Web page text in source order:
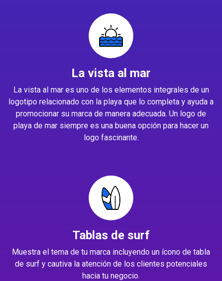
La vista al mar
La vista al mar es uno de los elementos integrales de un
logotipo relacionado con la playa que lo completa y ayuda a
promocionar su marca de manera adecuada. Un logo de
playa de mar siempre es una buena opción para hacer un
logo fascinante.
Tablas de surf
Muestra el tema de tu marca incluyendo un ícono de tabla
de surf y cautiva la atención de los clientes potenciales
hacia tu negocio.